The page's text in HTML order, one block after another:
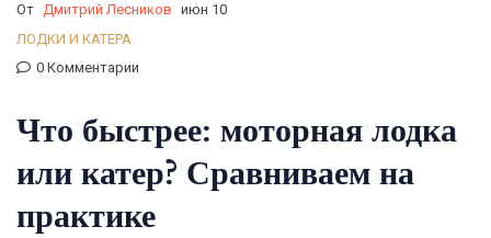
От Дмитрий Лесников июн 10
ЛОДКИ И КАТЕРА
0 Комментарии
Что быстрее: моторная лодка
или катер? Сравниваем на
практике